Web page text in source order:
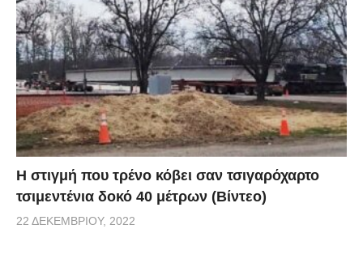
H στιγμή που τρένο κόβει σαν τσιγαρόχαρτο
τσιμεντένια δοκό 40 μέτρων (Βίντεο)
22 ΔΕΚΕΜΒΡΊΟΥ, 2022